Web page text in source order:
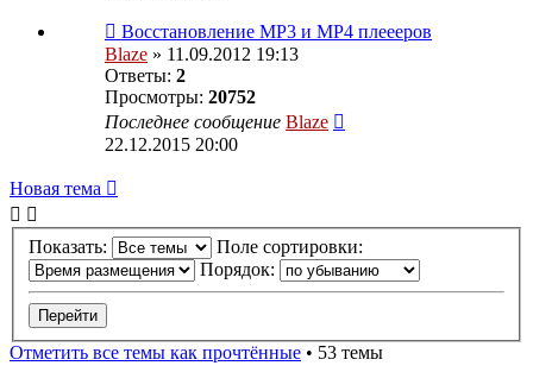
Восстановление MP3 и MP4 плеееров
Blaze » 11.09.2012 19:13
Ответы: 2
Просмотры: 20752
Последнее сообщение Blaze
22.12.2015 20:00
Новая тема
Показать:
Поле сортировки:
Порядок:
Отметить все темы как прочтённые • 53 темы